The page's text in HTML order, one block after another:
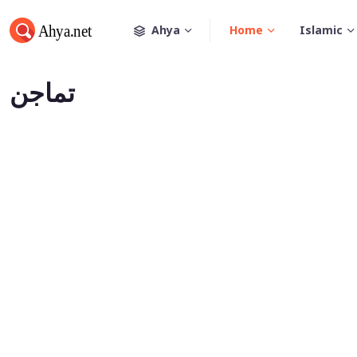
Ahya Home Islamic
تماجن